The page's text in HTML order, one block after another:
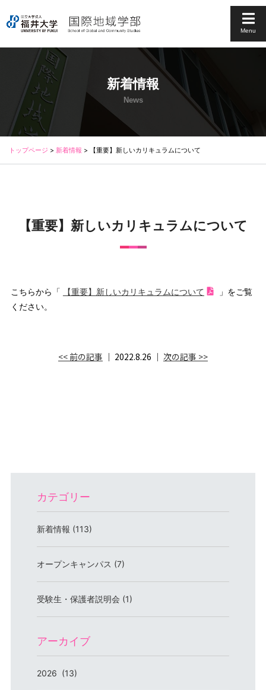
Menu
新着情報
News
トップページ > 新着情報 > 【重要】新しいカリキュラムについて
【重要】新しいカリキュラムについて
こちらから「 【重要】新しいカリキュラムについて
」をご覧
ください。
<< 前の記事 │ 2022.8.26 │ 次の記事 >>
カテゴリー
新着情報 (113)
オープンキャンパス (7)
受験生・保護者説明会 (1)
アーカイブ
2026 (13)